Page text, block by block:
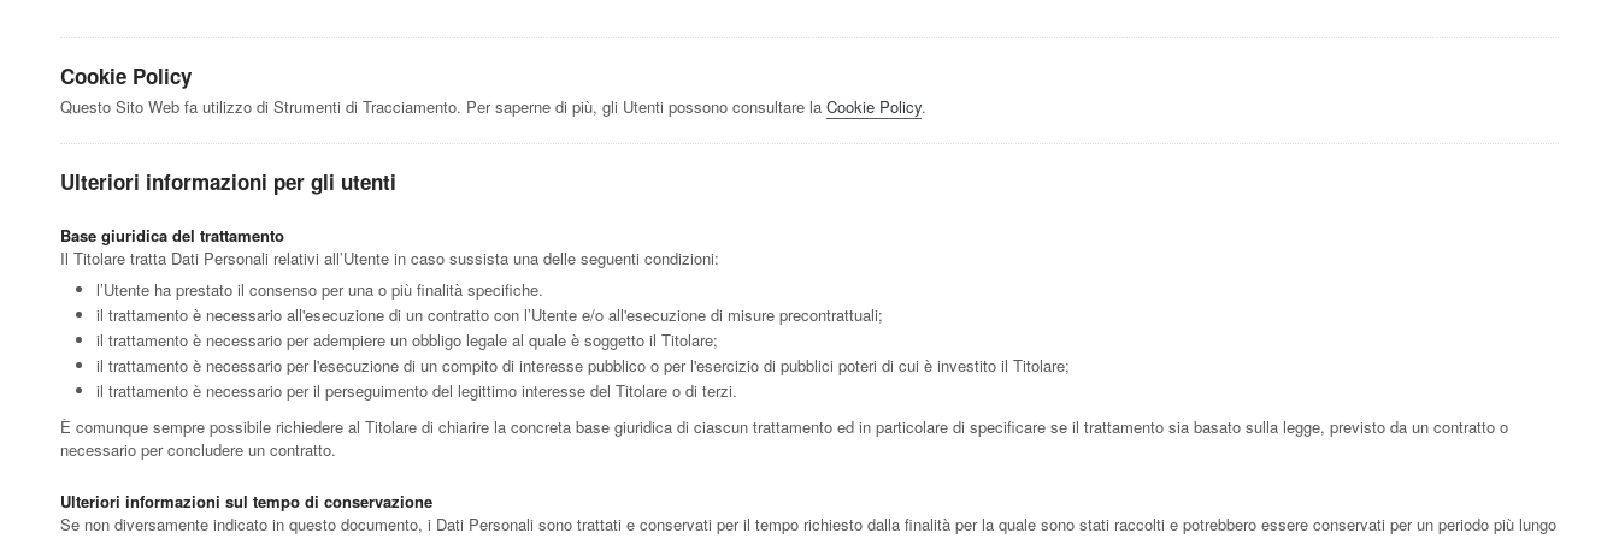
Cookie Policy
Questo Sito Web fa utilizzo di Strumenti di Tracciamento. Per saperne di più, gli Utenti possono consultare la Cookie Policy.
Ulteriori informazioni per gli utenti
Base giuridica del trattamento
Il Titolare tratta Dati Personali relativi all’Utente in caso sussista una delle seguenti condizioni:
l’Utente ha prestato il consenso per una o più finalità specifiche.
il trattamento è necessario all'esecuzione di un contratto con l’Utente e/o all'esecuzione di misure precontrattuali;
il trattamento è necessario per adempiere un obbligo legale al quale è soggetto il Titolare;
il trattamento è necessario per l'esecuzione di un compito di interesse pubblico o per l'esercizio di pubblici poteri di cui è investito il Titolare;
il trattamento è necessario per il perseguimento del legittimo interesse del Titolare o di terzi.
È comunque sempre possibile richiedere al Titolare di chiarire la concreta base giuridica di ciascun trattamento ed in particolare di specificare se il trattamento sia basato sulla legge, previsto da un contratto o
necessario per concludere un contratto.
Ulteriori informazioni sul tempo di conservazione
Se non diversamente indicato in questo documento, i Dati Personali sono trattati e conservati per il tempo richiesto dalla finalità per la quale sono stati raccolti e potrebbero essere conservati per un periodo più lungo